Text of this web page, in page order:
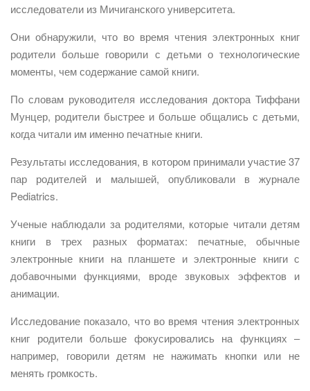
исследователи из Мичиганского университета.
Они обнаружили, что во время чтения электронных книг
родители больше говорили с детьми о технологические
моменты, чем содержание самой книги.
По словам руководителя исследования доктора Тиффани
Мунцер, родители быстрее и больше общались с детьми,
когда читали им именно печатные книги.
Результаты исследования, в котором принимали участие 37
пар родителей и малышей, опубликовали в журнале
Pediatrics.
Ученые наблюдали за родителями, которые читали детям
книги в трех разных форматах: печатные, обычные
электронные книги на планшете и электронные книги с
добавочными функциями, вроде звуковых эффектов и
анимации.
Исследование показало, что во время чтения электронных
книг родители больше фокусировались на функциях –
например, говорили детям не нажимать кнопки или не
менять громкость.